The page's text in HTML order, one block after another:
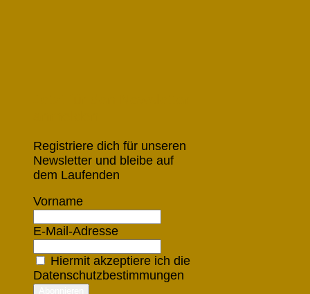
Registriere dich für unseren
Newsletter und bleibe auf
dem Laufenden
Vorname
E-Mail-Adresse
Hiermit akzeptiere ich die
Datenschutzbestimmungen